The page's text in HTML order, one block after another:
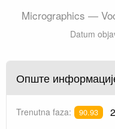
Micrographics —
Datum
Опште
Trenutna faza: 90.93